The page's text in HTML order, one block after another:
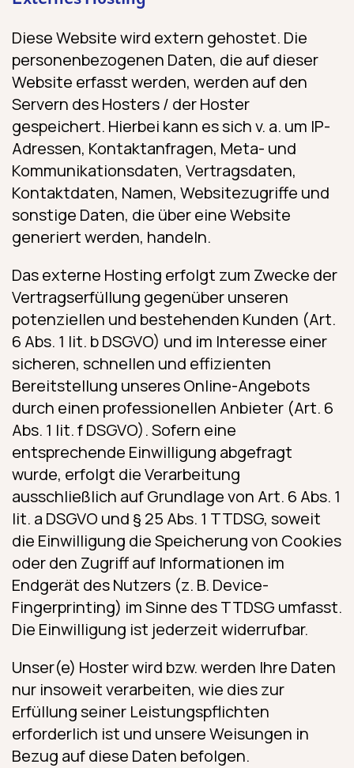
Diese Website wird extern gehostet. Die
personenbezogenen Daten, die auf dieser
Website erfasst werden, werden auf den
Servern des Hosters / der Hoster
gespeichert. Hierbei kann es sich v. a. um IP-
Adressen, Kontaktanfragen, Meta- und
Kommunikationsdaten, Vertragsdaten,
Kontaktdaten, Namen, Websitezugriffe und
sonstige Daten, die über eine Website
generiert werden, handeln.
Das externe Hosting erfolgt zum Zwecke der
Vertragserfüllung gegenüber unseren
potenziellen und bestehenden Kunden (Art.
6 Abs. 1 lit. b DSGVO) und im Interesse einer
sicheren, schnellen und effizienten
Bereitstellung unseres Online-Angebots
durch einen professionellen Anbieter (Art. 6
Abs. 1 lit. f DSGVO). Sofern eine
entsprechende Einwilligung abgefragt
wurde, erfolgt die Verarbeitung
ausschließlich auf Grundlage von Art. 6 Abs. 1
lit. a DSGVO und § 25 Abs. 1 TTDSG, soweit
die Einwilligung die Speicherung von Cookies
oder den Zugriff auf Informationen im
Endgerät des Nutzers (z. B. Device-
Fingerprinting) im Sinne des TTDSG umfasst.
Die Einwilligung ist jederzeit widerrufbar.
Unser(e) Hoster wird bzw. werden Ihre Daten
nur insoweit verarbeiten, wie dies zur
Erfüllung seiner Leistungspflichten
erforderlich ist und unsere Weisungen in
Bezug auf diese Daten befolgen.